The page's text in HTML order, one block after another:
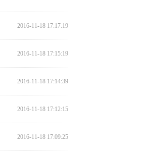
2016-11-18 17:17:19
2016-11-18 17:15:19
2016-11-18 17:14:39
2016-11-18 17:12:15
2016-11-18 17:09:25